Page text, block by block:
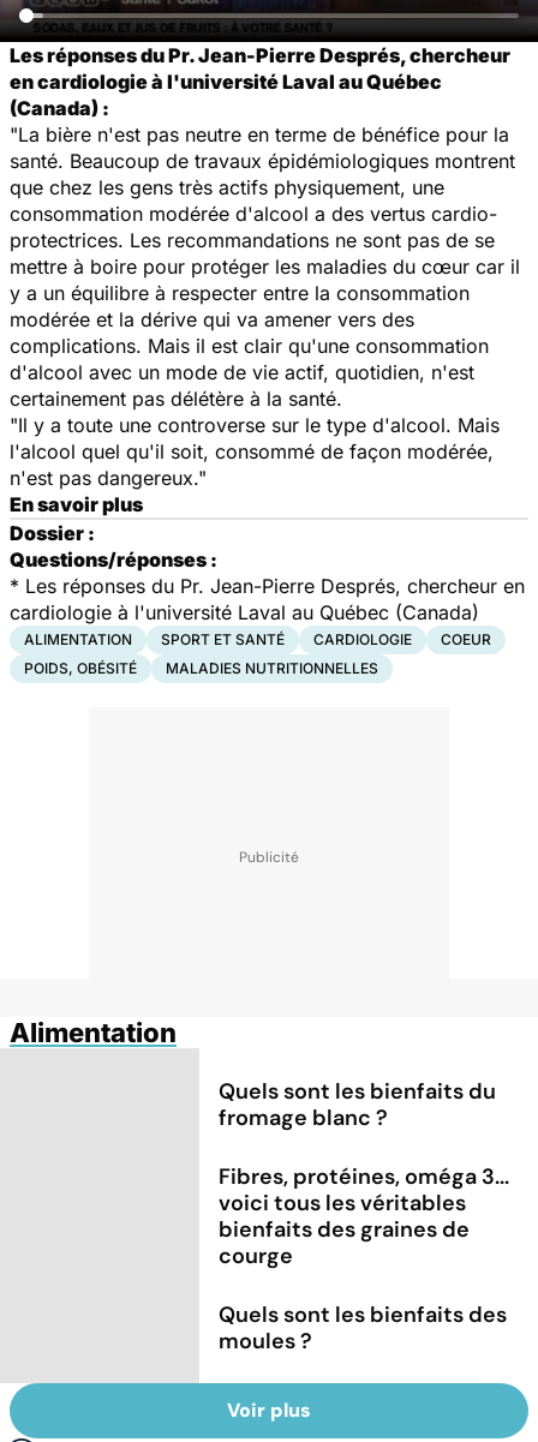
Les réponses du Pr. Jean-Pierre Després, chercheur
en cardiologie à l'université Laval au Québec
(Canada) :
"La bière n'est pas neutre en terme de bénéfice pour la
santé. Beaucoup de travaux épidémiologiques montrent
que chez les gens très actifs physiquement, une
consommation modérée d'alcool a des vertus cardio-
protectrices. Les recommandations ne sont pas de se
mettre à boire pour protéger les maladies du cœur car il
y a un équilibre à respecter entre la consommation
modérée et la dérive qui va amener vers des
complications. Mais il est clair qu'une consommation
d'alcool avec un mode de vie actif, quotidien, n'est
certainement pas délétère à la santé.
"Il y a toute une controverse sur le type d'alcool. Mais
l'alcool quel qu'il soit, consommé de façon modérée,
n'est pas dangereux."
En savoir plus
Dossier :
Questions/réponses :
* Les réponses du Pr. Jean-Pierre Després, chercheur en
cardiologie à l'université Laval au Québec (Canada)
ALIMENTATION SPORT ET SANTÉ CARDIOLOGIE
COEUR
POIDS, OBÉSITÉ
MALADIES NUTRITIONNELLES
Alimentation
Quels sont les bienfaits du
fromage blanc ?
Fibres, protéines, oméga 3...
voici tous les véritables
bienfaits des graines de
courge
Quels sont les bienfaits des
moules ?
Voir plus